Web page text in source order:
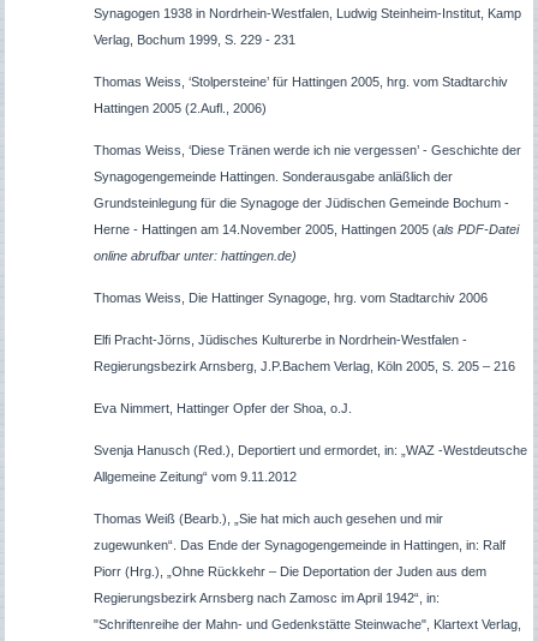
Synagogen 1938 in Nordrhein-Westfalen, Ludwig Steinheim-Institut, Kamp
Verlag, Bochum 1999, S. 229 - 231
Thomas Weiss, ‘Stolpersteine’ für Hattingen 2005, hrg. vom Stadtarchiv
Hattingen 2005 (2.Aufl., 2006)
Thomas Weiss, ‘Diese Tränen werde ich nie vergessen’ - Geschichte der
Synagogengemeinde Hattingen. Sonderausgabe anläßlich der
Grundsteinlegung für die Synagoge der Jüdischen Gemeinde Bochum -
Herne - Hattingen am 14.November 2005, Hattingen 2005 (als PDF-Datei
online abrufbar unter: hattingen.de)
Thomas Weiss, Die Hattinger Synagoge, hrg. vom Stadtarchiv 2006
Elfi Pracht-Jörns, Jüdisches Kulturerbe in Nordrhein-Westfalen -
Regierungsbezirk Arnsberg, J.P.Bachem Verlag, Köln 2005, S. 205 – 216
Eva Nimmert, Hattinger Opfer der Shoa, o.J.
Svenja Hanusch (Red.), Deportiert und ermordet, in: „WAZ -Westdeutsche
Allgemeine Zeitung“ vom 9.11.2012
Thomas Weiß (Bearb.), „Sie hat mich auch gesehen und mir
zugewunken“. Das Ende der Synagogengemeinde in Hattingen, in: Ralf
Piorr (Hrg.), „Ohne Rückkehr – Die Deportation der Juden aus dem
Regierungsbezirk Arnsberg nach Zamosc im April 1942“, in:
"Schriftenreihe der Mahn- und Gedenkstätte Steinwache", Klartext Verlag,